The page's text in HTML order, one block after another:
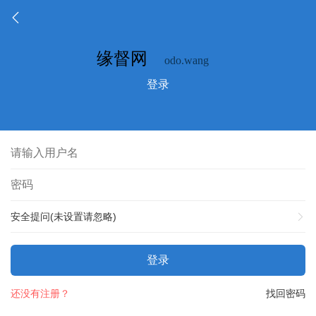
登录
安全提问(未设置请忽略)
登录
找回密码
还没有注册？